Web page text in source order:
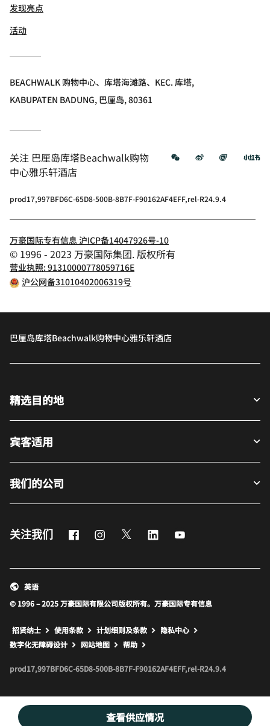
查看供应情况
发现亮点
活动
BEACHWALK 购物中心、库塔海滩路、KEC. 库塔,
KABUPATEN BADUNG, 巴厘岛, 80361
关注 巴厘岛库塔Beachwalk购物
中心雅乐轩酒店
微信 微博 飞猪
prod17,997BFD6C-65D8-500B-8B7F-F90162AF4EFF,rel-R24.9.4
万豪国际专有信息 沪ICP备14047926号-10
© 1996 - 2023 万豪国际集团. 版权所有
营业执照: 91310000778059716E
沪公网备31010402006319号
巴厘岛库塔Beachwalk购物中心雅乐轩酒店
精选目的地
宾客适用
我们的公司
关注我们 FacebookInstagram
Twitter LinkedIn
© 1996 – 2025 万豪国际有限公司版权所有。万豪国际专有信息
英语
招贤纳士 使用条款 计划细则及条款
隐私中心
数字化无障碍设计
网站地图 打开新窗口
帮助
prod17,997BFD6C-65D8-500B-8B7F-F90162AF4EFF,rel-R24.9.4